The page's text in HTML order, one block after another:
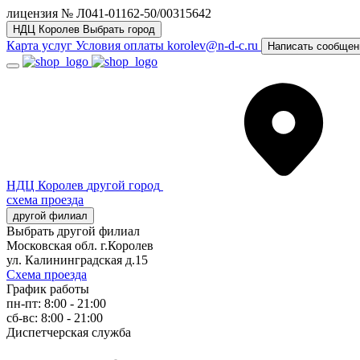
лицензия № Л041-01162-50/00315642
НДЦ Королев Выбрать город
Карта услуг Условия оплаты korolev@n-d-c.ru Написать
НДЦ Королев другой город
схема проезда
другой филиал
Выбрать другой филиал
Московская обл. г.Королев
ул. Калининградская д.15
Схема проезда
График работы
пн-пт: 8:00 - 21:00
сб-вс: 8:00 - 21:00
Диспетчерская служба